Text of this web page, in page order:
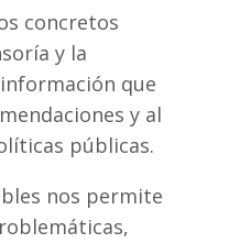
concretos
y la
que
y al
públicas.
nos permite